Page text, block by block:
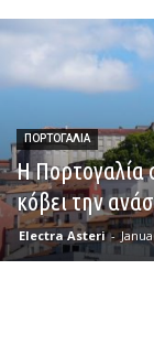
ΠΟΡΤΟΓΑΛΙΑ
Η Πορτογαλία
κόβει την
Electra Asteri -